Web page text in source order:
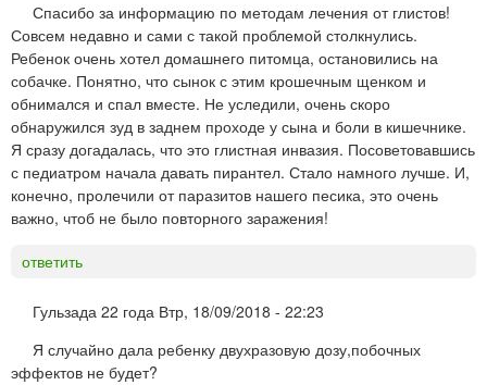
Спасибо за информацию по методам лечения от глистов!
Совсем недавно и сами с такой проблемой столкнулись.
Ребенок очень хотел домашнего питомца, остановились на
собачке. Понятно, что сынок с этим крошечным щенком и
обнимался и спал вместе. Не уследили, очень скоро
обнаружился зуд в заднем проходе у сына и боли в кишечнике.
Я сразу догадалась, что это глистная инвазия. Посоветовавшись
с педиатром начала давать пирантел. Стало намного лучше. И,
конечно, пролечили от паразитов нашего песика, это очень
важно, чтоб не было повторного заражения!
ответить
Гульзада 22 года Втр, 18/09/2018 - 22:23
Я случайно дала ребенку двухразовую дозу,побочных
эффектов не будет?